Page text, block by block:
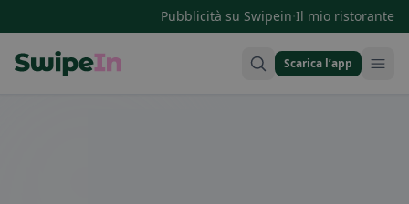
Pubblicità su Swipein·Il mio ristorante
Scarica l’app